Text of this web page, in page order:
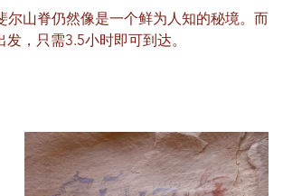
尔山脊仍然像是一个鲜为人知的秘境。而
发，只需3.5小时即可到达。